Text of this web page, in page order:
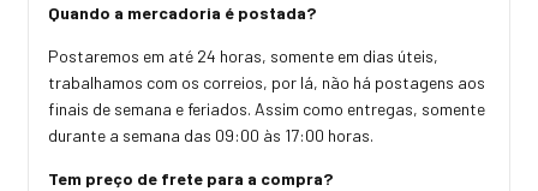
Quando a mercadoria é postada?
Postaremos em até 24 horas, somente em dias úteis,
trabalhamos com os correios, por lá, não há postagens aos
finais de semana e feriados. Assim como entregas, somente
durante a semana das 09:00 às 17:00 horas.
Tem preço de frete para a compra?